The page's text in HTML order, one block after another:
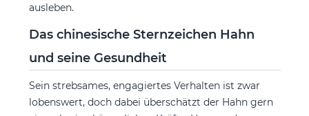
ausleben.
Das chinesische Sternzeichen Hahn
und seine Gesundheit
Sein strebsames, engagiertes Verhalten ist zwar
lobenswert, doch dabei überschätzt der Hahn gern